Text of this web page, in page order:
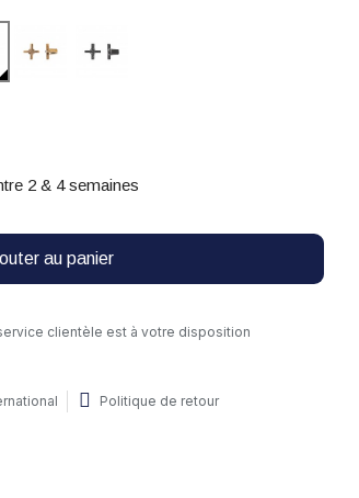
2 & 4 semaines
au panier
clientèle est à votre disposition
Politique de retour